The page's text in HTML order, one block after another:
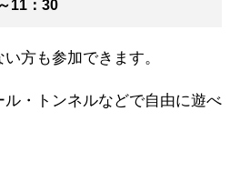
11：30
方も参加できます。
・トンネルなどで自由に遊べ